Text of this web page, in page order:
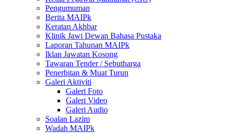
Pengumuman
Berita MAIPk
Keratan Akhbar
Klinik Jawi Dewan Bahasa Pustaka
Laporan Tahunan MAIPk
Iklan Jawatan Kosong
Tawaran Tender / Sebutharga
Penerbitan & Muat Turun
Galeri Aktiviti
Galeri Foto
Galeri Video
Galeri Audio
Soalan Lazim
Wadah MAIPk